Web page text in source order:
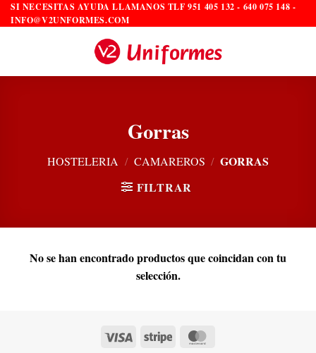
Saltar
al
SI NECESITAS AYUDA LLAMANOS TLF 951 405 132 - 640 075 148 -
INFO@V2UNFORMES.COM
Gorras
HOSTELERIA / CAMAREROS / GORRAS
FILTRAR
No se han encontrado productos que coincidan con tu
selección.
Visa Stripe